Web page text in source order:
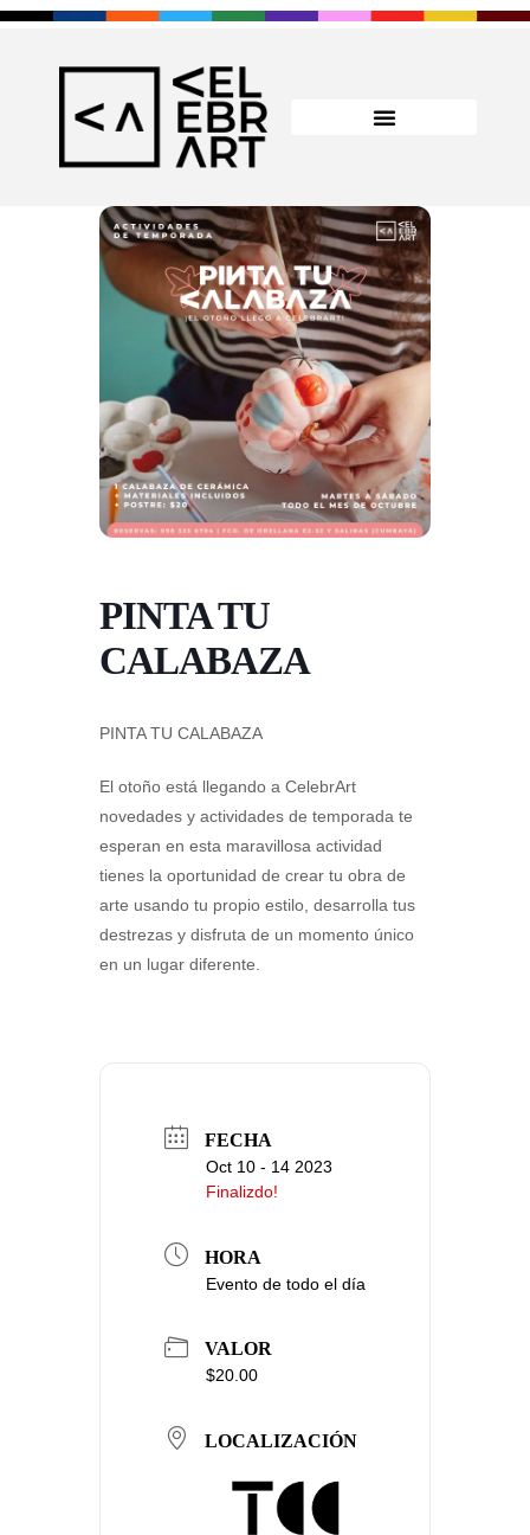
PINTA TU
CALABAZA
PINTA TU CALABAZA
El otoño está llegando a CelebrArt
novedades y actividades de temporada te
esperan en esta maravillosa actividad
tienes la oportunidad de crear tu obra de
arte usando tu propio estilo, desarrolla tus
destrezas y disfruta de un momento único
en un lugar diferente.
FECHA
Oct 10 - 14 2023
Finalizdo!
HORA
Evento de todo el día
VALOR
$20.00
LOCALIZACIÓN